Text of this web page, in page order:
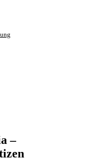
–